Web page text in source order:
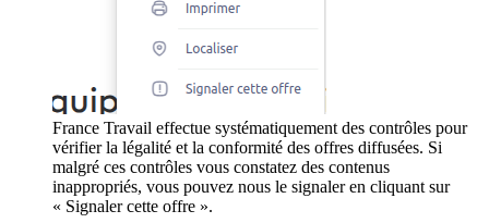
France Travail effectue systématiquement des contrôles pour
vérifier la légalité et la conformité des offres diffusées. Si
malgré ces contrôles vous constatez des contenus
inappropriés, vous pouvez nous le signaler en cliquant sur
« Signaler cette offre ».